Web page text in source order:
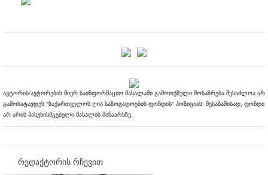
ავტორის/ავტორების მიერ საინფორმაციო მასალაში გამოთქმული მოსაზრება შესაძლოა არ
გამოხატავდეს "საქართველოს ღია საზოგადოების ფონდის" პოზიციას. შესაბამისად, ფონდი
არ არის პასუხისმგებელი მასალის შინაარსზე.
რედაქტორის რჩევით